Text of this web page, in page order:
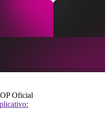
Oficial